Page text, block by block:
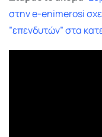
στην e-enimerosi
”επενδυτών” στα